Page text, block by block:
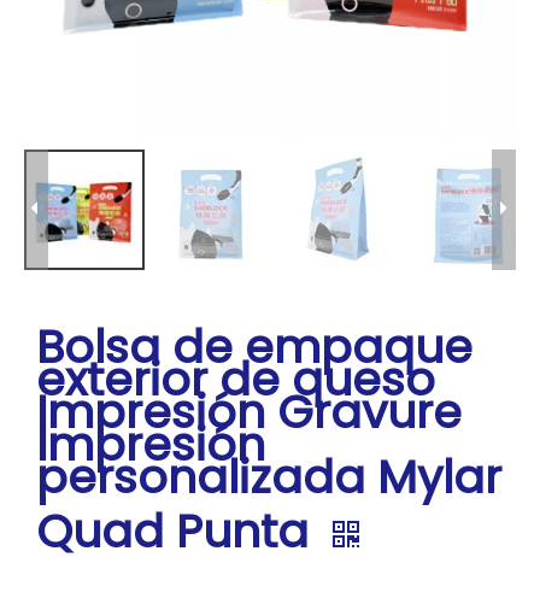
Bolsa de empaque
exterior de queso
Impresión Gravure
Impresión
personalizada Mylar
Quad Punta